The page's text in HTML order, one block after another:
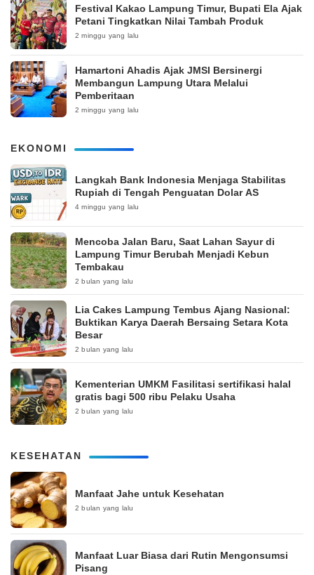
‎Festival Kakao Lampung Timur, Bupati Ela Ajak
Petani Tingkatkan Nilai Tambah Produk
2 minggu yang lalu
Hamartoni Ahadis Ajak JMSI Bersinergi
Membangun Lampung Utara Melalui
Pemberitaan
2 minggu yang lalu
EKONOMI
Langkah Bank Indonesia Menjaga Stabilitas
Rupiah di Tengah Penguatan Dolar AS
4 minggu yang lalu
Mencoba Jalan Baru, Saat Lahan Sayur di
Lampung Timur Berubah Menjadi Kebun
Tembakau
2 bulan yang lalu
Lia Cakes Lampung Tembus Ajang Nasional:
Buktikan Karya Daerah Bersaing Setara Kota
Besar
2 bulan yang lalu
Kementerian UMKM Fasilitasi sertifikasi halal
gratis bagi 500 ribu Pelaku Usaha
2 bulan yang lalu
KESEHATAN
Manfaat Jahe untuk Kesehatan
2 bulan yang lalu
Manfaat Luar Biasa dari Rutin Mengonsumsi
Pisang